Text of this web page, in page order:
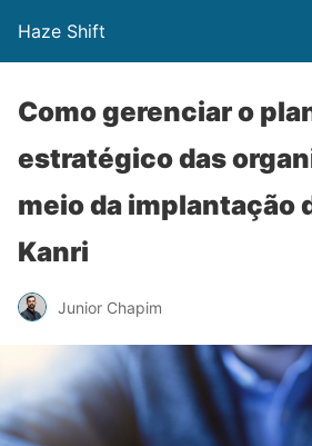
Haze Shift
Como gerenciar o
estratégico das
meio da implantação
Kanri
Junior Chapim